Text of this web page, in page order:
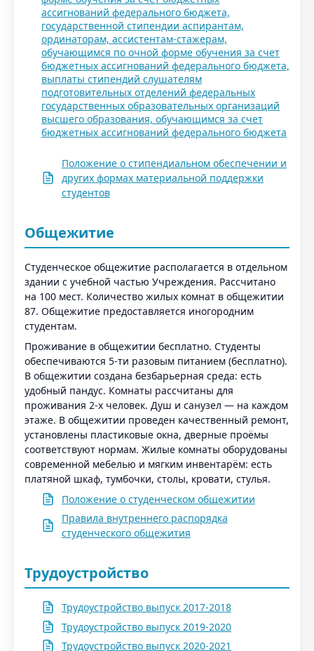
ассигнований федерального бюджета,
государственной стипендии аспирантам,
ординаторам, ассистентам-стажерам,
обучающимся по очной форме обучения за счет
бюджетных ассигнований федерального бюджета,
выплаты стипендий слушателям
подготовительных отделений федеральных
государственных образовательных организаций
высшего образования, обучающимся за счет
бюджетных ассигнований федерального бюджета
Положение о стипендиальном обеспечении и
других формах материальной поддержки
студентов
Общежитие
Студенческое общежитие располагается в отдельном
здании с учебной частью Учреждения. Рассчитано
на 100 мест. Количество жилых комнат в общежитии
87. Общежитие предоставляется иногородним
студентам.
Проживание в общежитии бесплатно. Студенты
обеспечиваются 5-ти разовым питанием (бесплатно).
В общежитии создана безбарьерная среда: есть
удобный пандус. Комнаты рассчитаны для
проживания 2-х человек. Душ и санузел — на каждом
этаже. В общежитии проведен качественный ремонт,
установлены пластиковые окна, дверные проёмы
соответствуют нормам. Жилые комнаты оборудованы
современной мебелью и мягким инвентарём: есть
платяной шкаф, тумбочки, столы, кровати, стулья.
Положение о студенческом общежитии
Правила внутреннего распорядка
студенческого общежития
Трудоустройство
Трудоустройство выпуск 2017-2018
Трудоустройство выпуск 2019-2020
Трудоустройство выпуск 2020-2021